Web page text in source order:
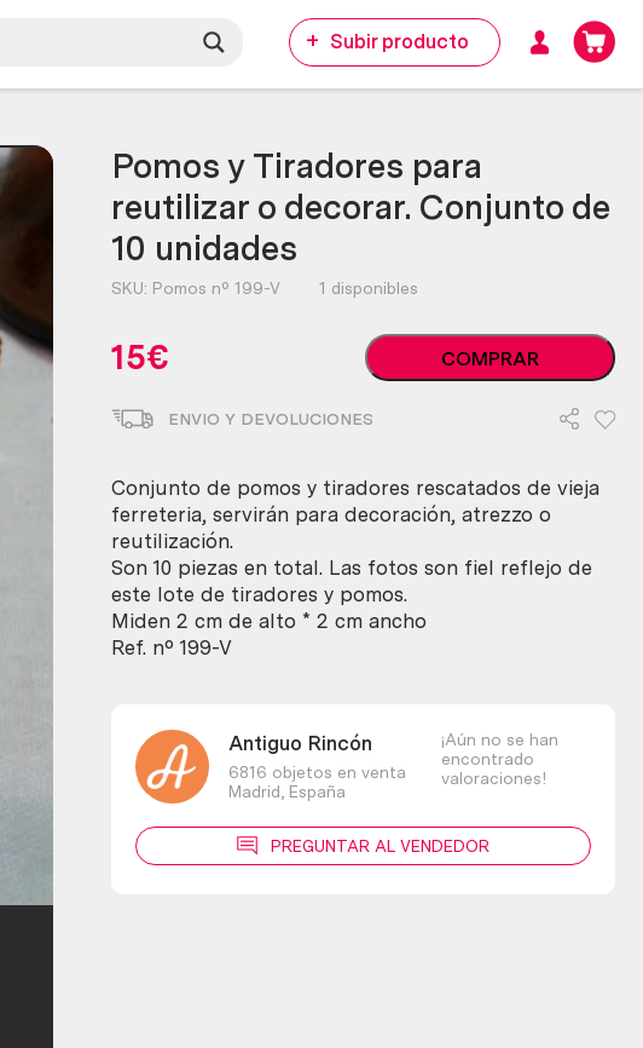
Subir producto
Pomos y Tiradores para
reutilizar o decorar. Conjunto de
10 unidades
SKU: Pomos nº 199-V 1 disponibles
15€
Pomos
y
para
o
decorar.
de
10
unidades
COMPRAR
ENVIO Y DEVOLUCIONES
Conjunto de pomos y tiradores rescatados de vieja
ferreteria, servirán para decoración, atrezzo o
reutilización.
Son 10 piezas en total. Las fotos son fiel reflejo de
este lote de tiradores y pomos.
Miden 2 cm de alto * 2 cm ancho
Ref. nº 199-V
Antiguo Rincón
6816 objetos en venta
Madrid, España
¡Aún no se han
encontrado
valoraciones!
PREGUNTAR AL VENDEDOR